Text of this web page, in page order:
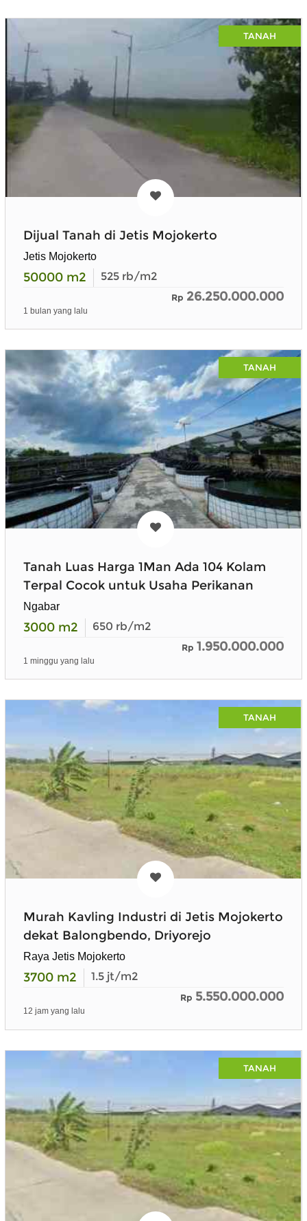
TANAH
Dijual Tanah di Jetis Mojokerto
Jetis Mojokerto
50000 m2 525 rb/m2
Rp 26.250.000.000
1 bulan yang lalu
TANAH
Tanah Luas Harga 1Man Ada 104 Kolam
Terpal Cocok untuk Usaha Perikanan
Ngabar
3000 m2 650 rb/m2
Rp 1.950.000.000
1 minggu yang lalu
TANAH
Murah Kavling Industri di Jetis Mojokerto
dekat Balongbendo, Driyorejo
Raya Jetis Mojokerto
3700 m2 1.5 jt/m2
Rp 5.550.000.000
12 jam yang lalu
TANAH